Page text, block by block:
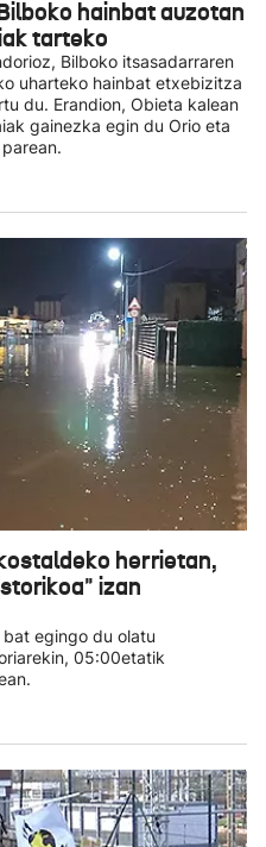
hainbat auzotan
tarteko
Bilboko itsasadarraren
uharteko hainbat etxebizitza
du. Erandion, Obieta kalean
gainezka egin du Orio eta
herrietan,
izan
egingo du olatu
05:00etatik